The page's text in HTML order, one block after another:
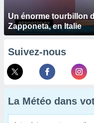
Un énorme tourbillon
Zapponeta, en Italie
Suivez-nous
La Météo dans